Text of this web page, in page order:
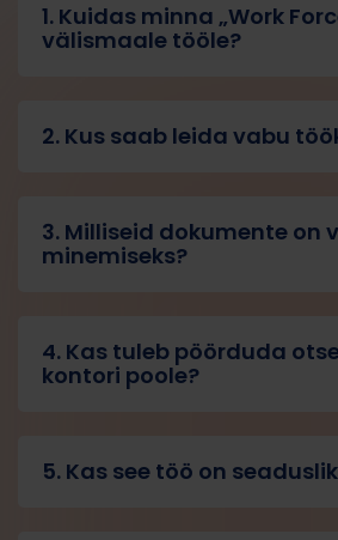
1. Kuidas minna „Work
välismaale tööle?
2. Kus saab leida vabu
3. Milliseid dokumente on
minemiseks?
4. Kas tuleb pöörduda
kontori poole?
5. Kas see töö on
Tööjõud